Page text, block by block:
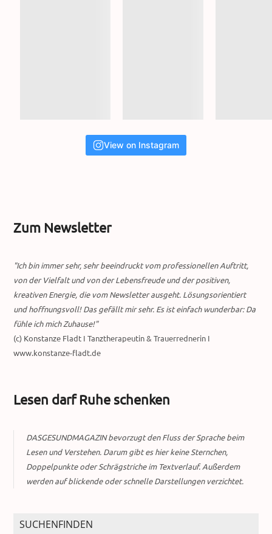
View on Instagram
Zum Newsletter
"Ich bin immer sehr, sehr beeindruckt vom professionellen Auftritt,
von der Vielfalt und von der Lebensfreude und der positiven,
kreativen Energie, die vom Newsletter ausgeht. Lösungsorientiert
und hoffnungsvoll! Das gefällt mir sehr. Es ist einfach wunderbar: Da
fühle ich mich Zuhause!"
(c) Konstanze Fladt I Tanztherapeutin & Trauerrednerin I
www.konstanze-fladt.de
Lesen darf Ruhe schenken
DASGESUNDMAGAZIN bevorzugt den Fluss der Sprache beim
Lesen und Verstehen. Darum gibt es hier keine Sternchen,
Doppelpunkte oder Schrägstriche im Textverlauf. Außerdem
werden auf blickende oder schnelle Darstellungen verzichtet.
SUCHENFINDEN